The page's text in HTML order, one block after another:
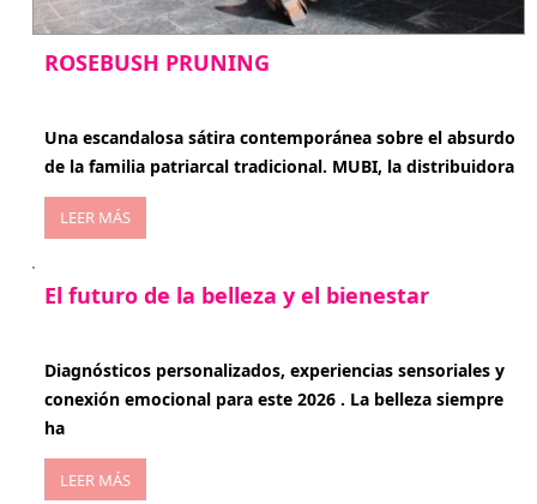
ROSEBUSH PRUNING
Una escandalosa sátira contemporánea sobre el absurdo
de la familia patriarcal tradicional. MUBI, la distribuidora
LEER MÁS
El futuro de la belleza y el bienestar
Diagnósticos personalizados, experiencias sensoriales y
conexión emocional para este 2026 . La belleza siempre
ha
LEER MÁS